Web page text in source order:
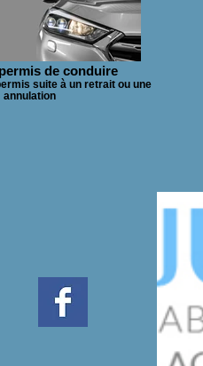
de conduire
suite à un retrait ou une
annulation